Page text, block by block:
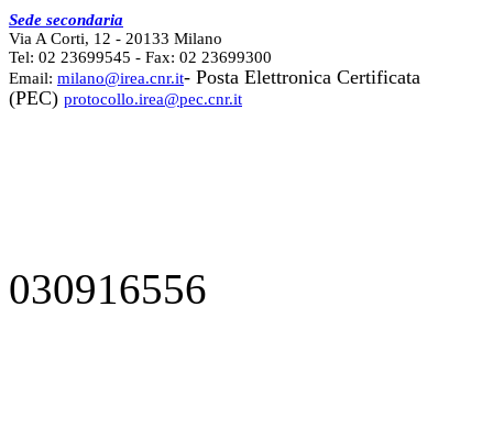
Sede secondaria
Via A Corti, 12 - 20133 Milano
Tel: 02 23699545 - Fax: 02 23699300
Email: milano@irea.cnr.it- Posta Elettronica Certificata
(PEC) protocollo.irea@pec.cnr.it
030916556